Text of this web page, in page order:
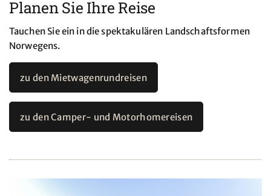
Planen Sie Ihre Reise
Tauchen Sie ein in die spektakulären Landschaftsformen
Norwegens.
zu den Mietwagenrundreisen
zu den Camper- und Motorhomereisen